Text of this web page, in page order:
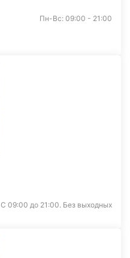
Пн-Вс: 09:00 - 21:00
С 09:00 до 21:00. Без выходных